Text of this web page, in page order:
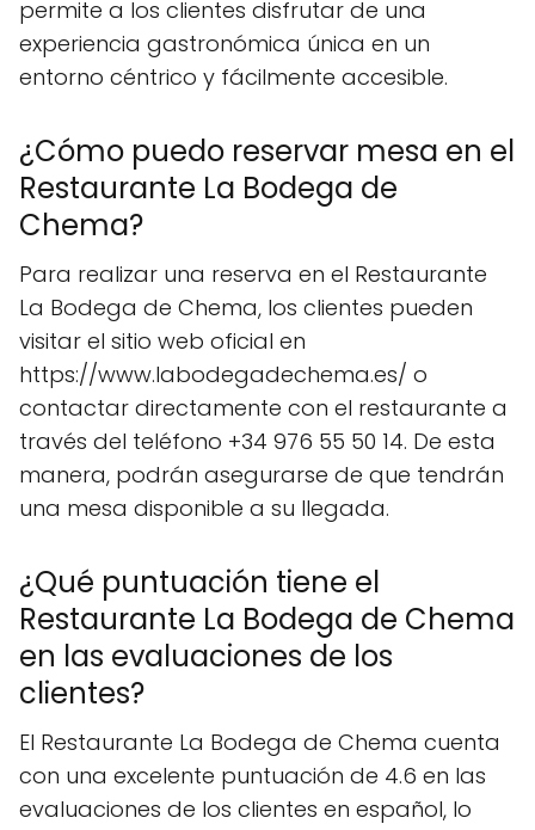
permite a los clientes disfrutar de una
experiencia gastronómica única en un
entorno céntrico y fácilmente accesible.
¿Cómo puedo reservar mesa en el
Restaurante La Bodega de
Chema?
Para realizar una reserva en el Restaurante
La Bodega de Chema, los clientes pueden
visitar el sitio web oficial en
https://www.labodegadechema.es/ o
contactar directamente con el restaurante a
través del teléfono +34 976 55 50 14. De esta
manera, podrán asegurarse de que tendrán
una mesa disponible a su llegada.
¿Qué puntuación tiene el
Restaurante La Bodega de Chema
en las evaluaciones de los
clientes?
El Restaurante La Bodega de Chema cuenta
con una excelente puntuación de 4.6 en las
evaluaciones de los clientes en español, lo